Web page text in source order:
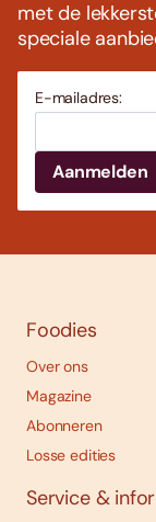
met de
speciale
E-mailadres:
Foodies
Over ons
Magazine
Abonneren
Losse edities
Service &